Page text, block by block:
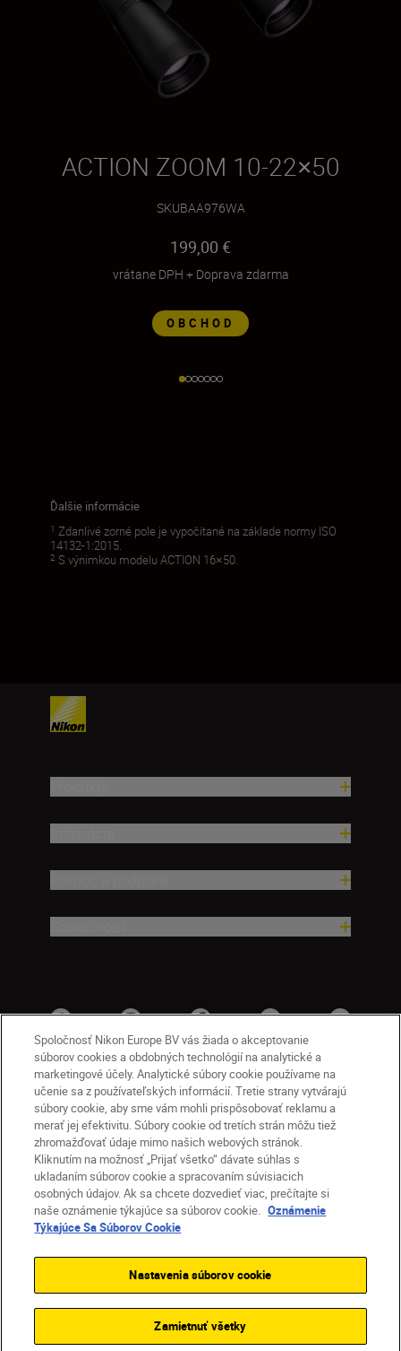
ACTION ZOOM 10-22×50
SKUBAA976WA
199,00 €
vrátane DPH + Doprava zdarma
OBCHOD
Ďalšie informácie
1 Zdanlivé zorné pole je vypočítané na základe normy ISO
14132-1:2015.
2 S výnimkou modelu ACTION 16×50.
SK Nikon Sites
Kontakt
Oznámenie o ochrane osobných údajov
Podmienky používania
Nikon Store – zmluvné podmienky
Oznámenie týkajúce sa súborov cookie
Nastavenia súborov cookie
Spoločnosť Nikon Europe BV vás žiada o akceptovanie
súborov cookies a obdobných technológií na analytické a
marketingové účely. Analytické súbory cookie používame na
učenie sa z používateľských informácií. Tretie strany vytvárajú
súbory cookie, aby sme vám mohli prispôsobovať reklamu a
merať jej efektivitu. Súbory cookie od tretích strán môžu tiež
zhromažďovať údaje mimo našich webových stránok.
Kliknutím na možnosť „Prijať všetko“ dávate súhlas s
ukladaním súborov cookie a spracovaním súvisiacich
osobných údajov. Ak sa chcete dozvedieť viac, prečítajte si
naše oznámenie týkajúce sa súborov cookie. Oznámenie
Týkajúce Sa Súborov Cookie
Nastavenia súborov cookie
Zamietnuť všetky